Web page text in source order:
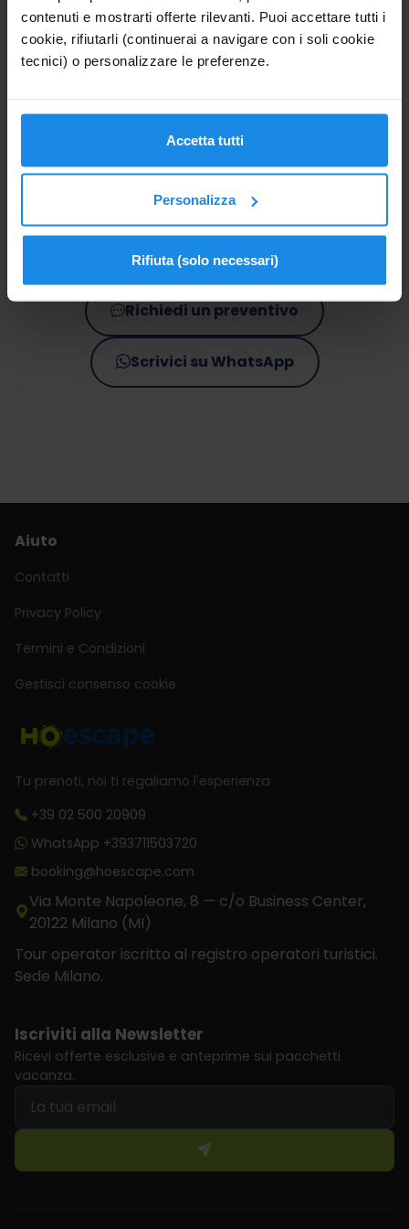
contenuti e mostrarti offerte rilevanti. Puoi accettare tutti i
cookie, rifiutarli (continuerai a navigare con i soli cookie
tecnici) o personalizzare le preferenze.
Accetta tutti
Personalizza
Rifiuta (solo necessari)
offerta disponibile
A breve nuove offerte per le Tue vacanze
per essere aggiornato in esclusiva
Cerca la tua offerta
Richiedi un preventivo
Scrivici su WhatsApp
Tu prenoti, noi ti regaliamo l'esperienza
+39 02 500 20909
WhatsApp +393711503720
booking@hoescape.com
Via Monte Napoleone, 8 — c/o Business Center,
20122 Milano (MI)
Tour operator iscritto al registro operatori turistici.
Sede Milano.
Aiuto
Contatti
Privacy Policy
Termini e Condizioni
Gestisci consenso cookie
Iscriviti alla Newsletter
Ricevi offerte esclusive e anteprime sui pacchetti
vacanza.